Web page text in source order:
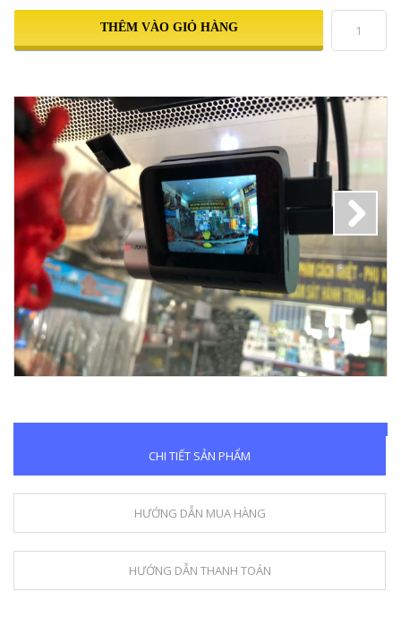
THÊM VÀO GIỎ HÀNG
Next
CHI TIẾT SẢN PHẨM
HƯỚNG DẪN MUA HÀNG
HƯỚNG DẪN THANH TOÁN